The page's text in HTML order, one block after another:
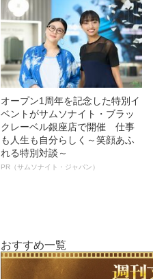
オープン1周年を記念した特別イ
ベントがサムソナイト・ブラッ
クレーベル銀座店で開催 仕事
も人生も自分らしく～笑顔あふ
れる特別対談～
PR（サムソナイト・ジャパン）
おすすめ一覧